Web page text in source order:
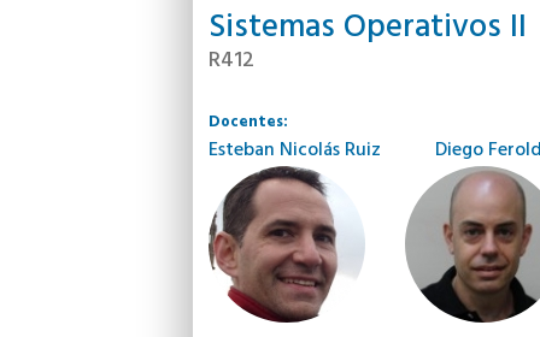
Sistemas Operativos II
R412
Docentes:
Esteban Nicolás Ruiz Diego